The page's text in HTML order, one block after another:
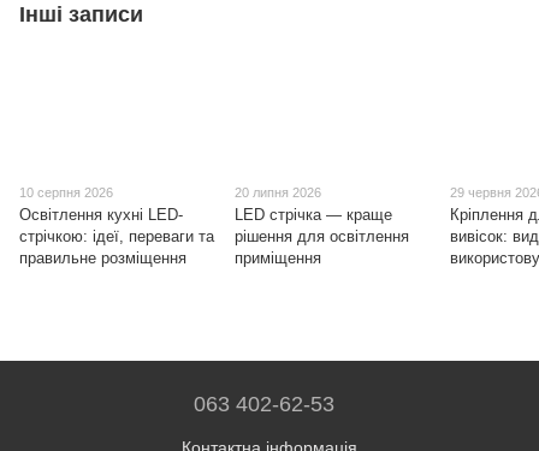
Інші записи
10 серпня 2026
Освітлення кухні LED-
стрічкою: ідеї, переваги та
правильне розміщення
20 липня 2026
LED стрічка — краще
рішення для освітлення
приміщення
29 червня
Кріплення
вивісок:
063 402-62-53